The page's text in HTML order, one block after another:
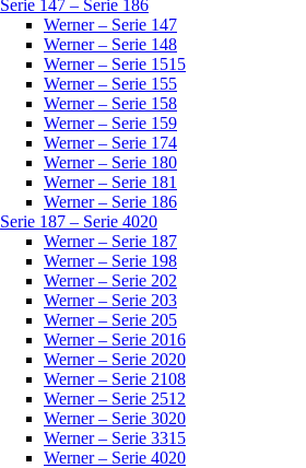
Serie 147 – Serie 186
Werner – Serie 147
Werner – Serie 148
Werner – Serie 1515
Werner – Serie 155
Werner – Serie 158
Werner – Serie 159
Werner – Serie 174
Werner – Serie 180
Werner – Serie 181
Werner – Serie 186
Serie 187 – Serie 4020
Werner – Serie 187
Werner – Serie 198
Werner – Serie 202
Werner – Serie 203
Werner – Serie 205
Werner – Serie 2016
Werner – Serie 2020
Werner – Serie 2108
Werner – Serie 2512
Werner – Serie 3020
Werner – Serie 3315
Werner – Serie 4020